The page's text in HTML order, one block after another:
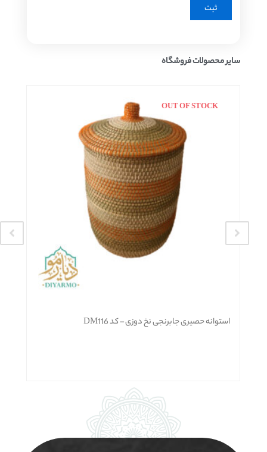
سایر محصولات فروشگاه
OUT OF STOCK
استوانه حصیری جابرنجی نخ دوزی – کد DM116